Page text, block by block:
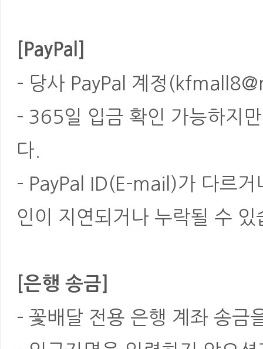
[PayPal]
- 당사 PayPal 계정
- 365일 입금 확인 가능하지
다.
- PayPal ID(E-mail)가 다르
인이 지연되거나 누락될 수 있
[은행 송금]
- 꽃배달 전용 은행 계좌 송금